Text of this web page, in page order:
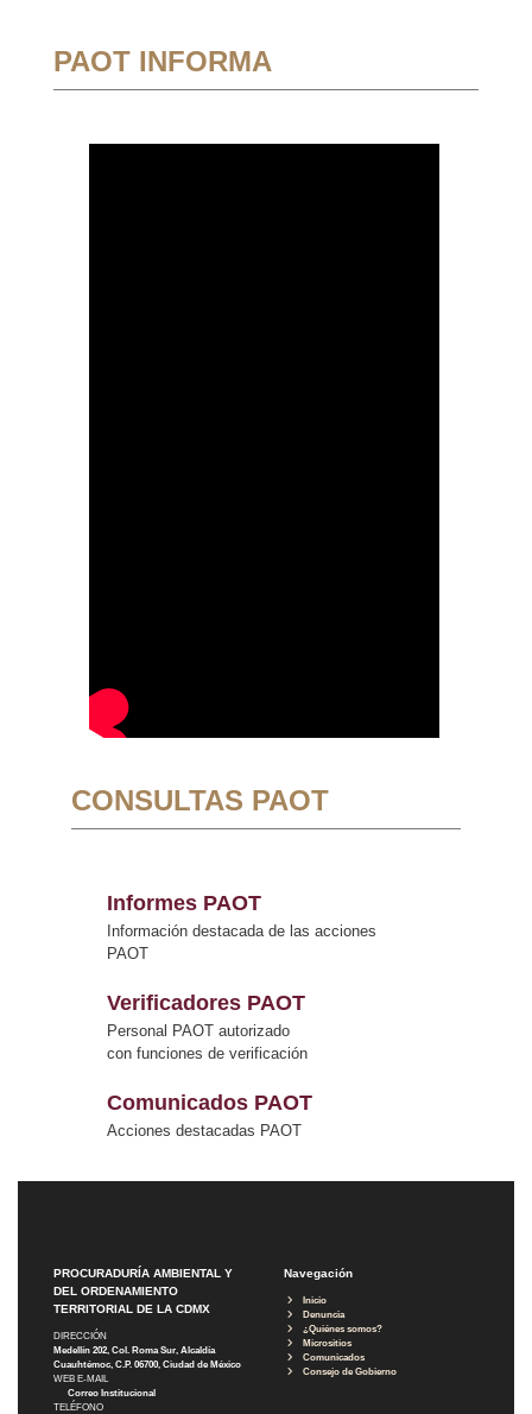
PAOT INFORMA
CONSULTAS PAOT
Informes PAOT
Información destacada de las acciones
PAOT
Verificadores PAOT
Personal PAOT autorizado
con funciones de verificación
Comunicados PAOT
Acciones destacadas PAOT
PROCURADURÍA AMBIENTAL Y
DEL ORDENAMIENTO
TERRITORIAL DE LA CDMX
DIRECCIÓN
Medellín 202, Col. Roma Sur, Alcaldía
Cuauhtémoc, C.P. 06700, Ciudad de México
WEB E-MAIL
Correo Institucional
TELÉFONO
Navegación
Inicio
Denuncia
¿Quiénes somos?
Micrositios
Comunicados
Consejo de Gobierno